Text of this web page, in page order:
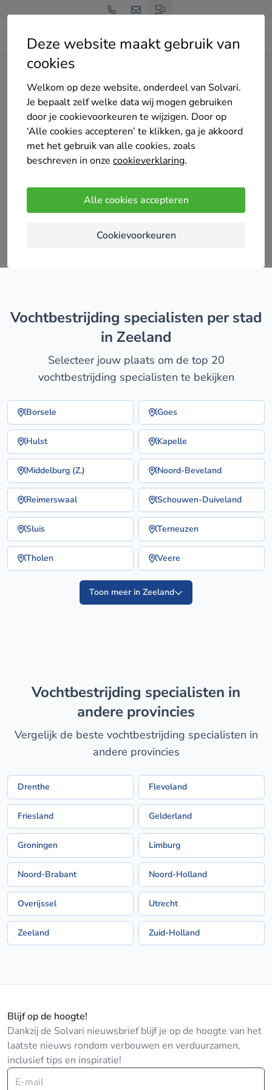
Deze website maakt gebruik van
cookies
Welkom op deze website, onderdeel van Solvari.
Je bepaalt zelf welke data wij mogen gebruiken
door je cookievoorkeuren te wijzigen. Door op
‘Alle cookies accepteren’ te klikken, ga je akkoord
met het gebruik van alle cookies, zoals
beschreven in onze cookieverklaring.
Alle cookies accepteren
Cookievoorkeuren
Home Vochtbestrijding
Tot 4 offertes op maat
vochtbestrijding
specialisten in Zeeland
Vergelijk offertes
vochtbestrijding specialisten per stad
in Zeeland
Selecteer jouw plaats om de top 20
vochtbestrijding specialisten te bekijken
Borsele Goes
Hulst Kapelle
Middelburg (Z.) Noord-Beveland
Reimerswaal Schouwen-Duiveland
Sluis Terneuzen
Tholen Veere
Toon meer in Zeeland
vochtbestrijding specialisten in
andere provincies
Vergelijk de beste vochtbestrijding specialisten in
andere provincies
Drenthe Flevoland
Friesland Gelderland
Groningen Limburg
Noord-Brabant Noord-Holland
Overijssel Utrecht
Zeeland Zuid-Holland
Blijf op de hoogte!
Dankzij de Solvari nieuwsbrief blijf je op de hoogte van het
laatste nieuws rondom verbouwen en verduurzamen,
inclusief tips en inspiratie!